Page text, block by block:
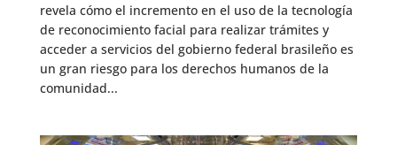
revela cómo el incremento en el uso de la tecnología
de reconocimiento facial para realizar trámites y
acceder a servicios del gobierno federal brasileño es
un gran riesgo para los derechos humanos de la
comunidad...